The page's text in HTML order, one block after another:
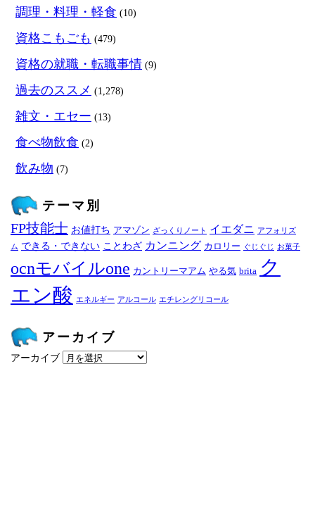
調理・料理・軽食 (10)
資格こもごも (479)
資格の就職・転職事情 (9)
過去のススメ (1,278)
雑文・エセー (13)
食べ物飲食 (2)
飲み物 (7)
テーマ別
FP技能士 お値打ち アマゾン ざっくりノート イエダニ アフォリズ
ム できる・できない ことわざ カンニング カロリー ぐじぐじ お菓子
ocnモバイルone カントリーマアム やる気 brita ク
エン酸
エネルギー アルコール エチレングリコール
アーカイブ
アーカイブ